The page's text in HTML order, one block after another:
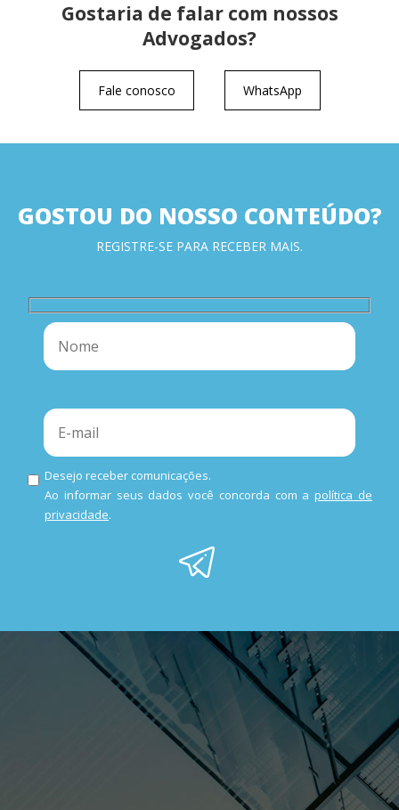
Gostaria de falar com nossos
Advogados?
Fale conosco WhatsApp
GOSTOU DO NOSSO CONTEÚDO?
REGISTRE-SE PARA RECEBER MAIS.
Desejo receber comunicações.
Ao informar seus dados você concorda com apolítica de
privacidade.